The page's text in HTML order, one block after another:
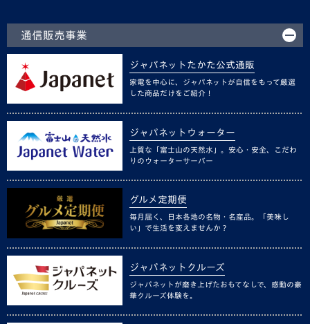
通信販売事業
ジャパネットたかた公式通販
家電を中心に、ジャパネットが自信をもって厳選
した商品だけをご紹介！
ジャパネットウォーター
上質な「富士山の天然水」。安心・安全、こだわ
りのウォーターサーバー
グルメ定期便
毎月届く、日本各地の名物・名産品。「美味し
い」で生活を変えませんか？
ジャパネットクルーズ
ジャパネットが磨き上げたおもてなしで、感動の豪
華クルーズ体験を。